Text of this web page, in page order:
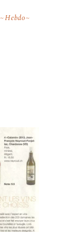
Hebdo